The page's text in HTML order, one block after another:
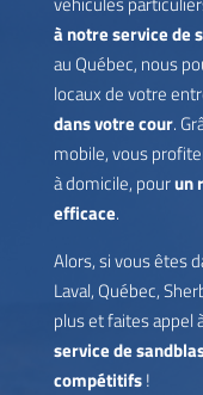
à notre service de
au Québec, nous
locaux de votre
dans votre cour.
mobile, vous
à domicile, pourun
efficace.
Alors, si vous êtes
Laval, Québec,
plus et faites appel
service de
compétitifs!